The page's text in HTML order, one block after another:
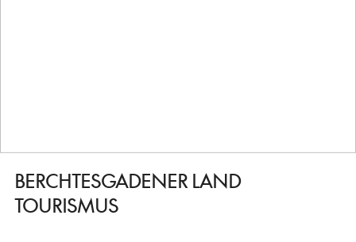
BERCHTESGADENER LAND
TOURISMUS